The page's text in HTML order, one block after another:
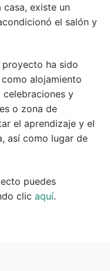
existe un
el salón y
ha sido
alojamiento
y
o zona de
el aprendizaje y el
así como lugar de
puedes
clic aquí.